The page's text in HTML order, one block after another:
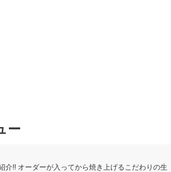
ー
介!! オーダーが入ってから焼き上げるこだわりの生